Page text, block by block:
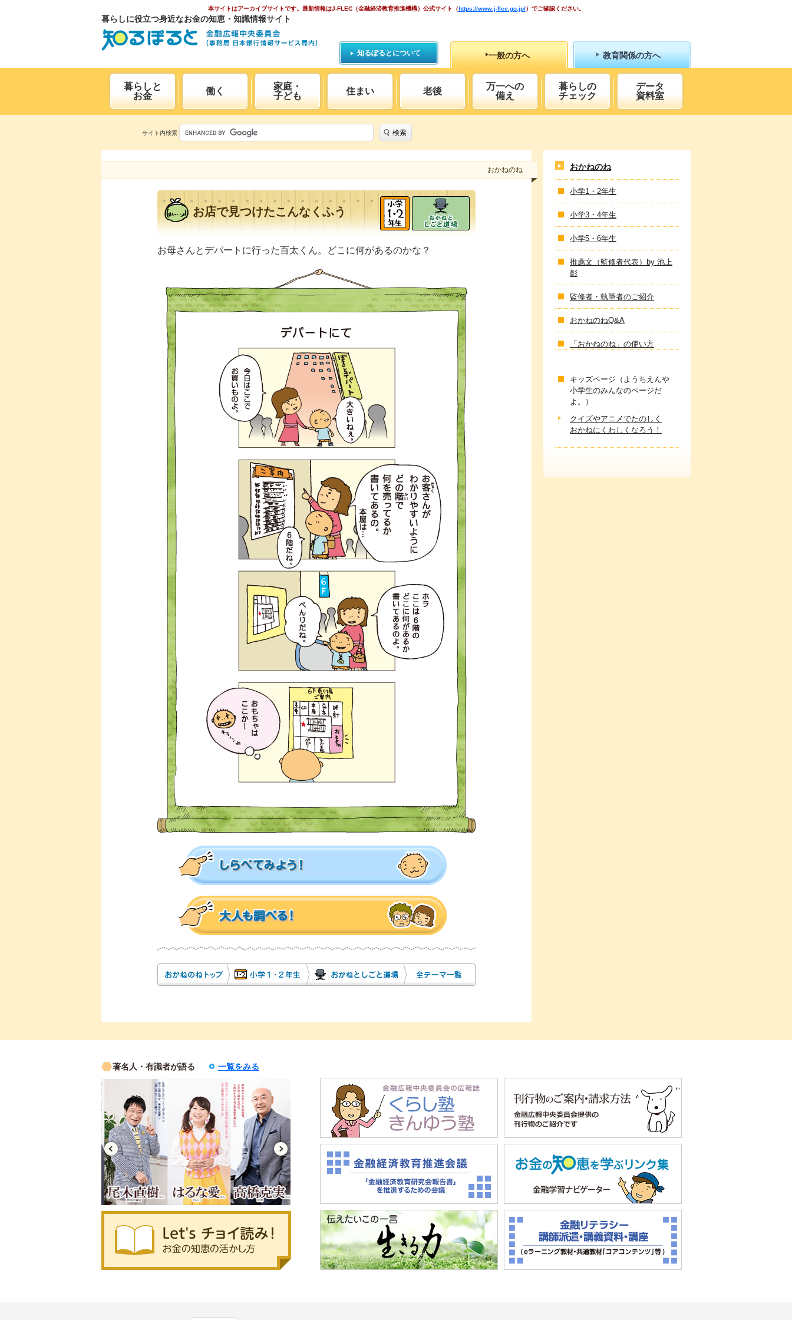
本サイトはアーカイブサイトです。 最新情報はJ-FLEC（金融経済教育推進機構）公式サイト （https://www.j-flec.go.jp/）でご確認ください。
暮らしに役立つ身近なお金の知恵・知識情報サイト
知るぽるとについて 一般の方へ 教育関係の方へ
暮らしと
お金
働く
家庭・
子ども
住まい 老後
万一への
備え
暮らしの
チェック
データ
資料室
サイト内検索 検索
おかねのね
お店で見つけたこんなくふう
お母さんとデパートに行った百太くん。どこに何があるのかな？
おかねのね
小学1・2年生
小学3・4年生
小学5・6年生
推薦文（監修者代表）by 池上
彰
監修者・執筆者のご紹介
おかねのねQ&A
「おかねのね」の使い方
キッズページ（ようちえんや
小学生のみんなのページだ
よ。）
クイズやアニメでたのしく
おかねにくわしくなろう！
著名人・有識者が語る 一覧をみる